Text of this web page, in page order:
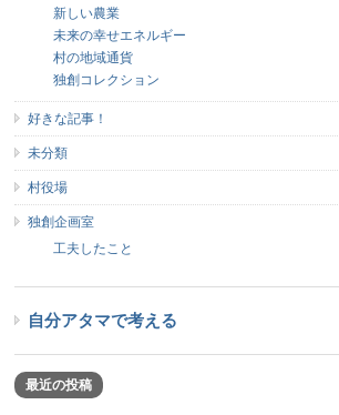
新しい農業
未来の幸せエネルギー
村の地域通貨
独創コレクション
好きな記事！
未分類
村役場
独創企画室
工夫したこと
自分アタマで考える
最近の投稿